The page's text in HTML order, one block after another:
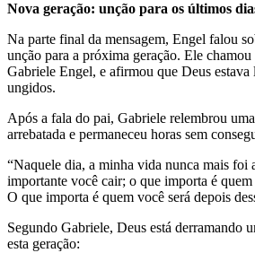
Nova geração: unção para os últimos
Na parte final da mensagem, Engel falou
unção para a próxima geração. Ele chamou
Gabriele Engel, e afirmou que Deus estava
ungidos.
Após a fala do pai, Gabriele relembrou
arrebatada e permaneceu horas sem
“Naquele dia, a minha vida nunca mais foi
importante você cair; o que importa é
O que importa é quem você será depois
Segundo Gabriele, Deus está derramando
esta geração: